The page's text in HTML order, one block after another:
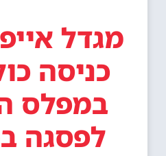
מגדל
כניסה
במפלס
לפסגה